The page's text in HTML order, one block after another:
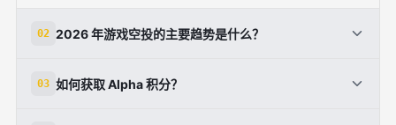
02 2026 年游戏空投的主要趋势是什么？
Web3 深度整合。
03 如何获取 Alpha 积分？